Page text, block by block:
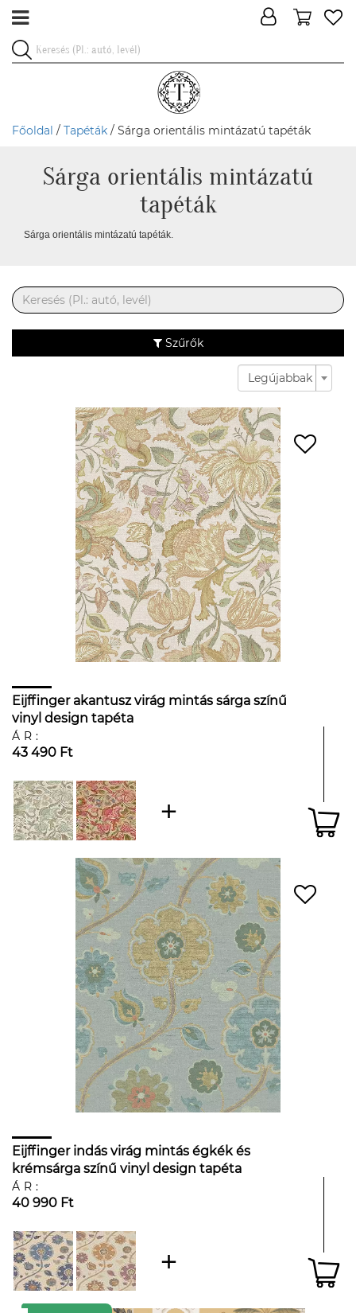
Főoldal / Tapéták / Sárga orientális mintázatú tapéták
Sárga orientális mintázatú
tapéták
Sárga orientális mintázatú tapéták.
Szűrők
Legújabbak
Eijffinger akantusz virág mintás sárga színű
vinyl design tapéta
ÁR:
43 490 Ft
Eijffinger indás virág mintás égkék és
krémsárga színű vinyl design tapéta
ÁR:
40 990 Ft